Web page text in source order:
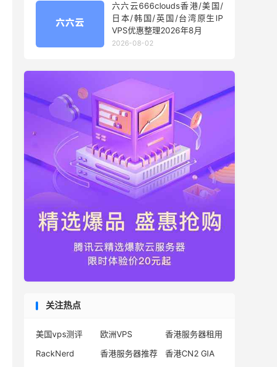
六六云666clouds香港/美国/
日本/韩国/英国/台湾原生IP
VPS优惠整理2026年8月
2026-08-02
关注热点
美国vps测评 欧洲VPS
香港服务器租用
RackNerd
香港服务器推荐
香港CN2 GIA